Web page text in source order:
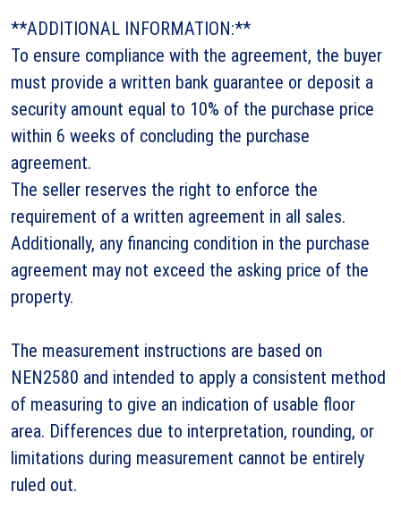
**ADDITIONAL INFORMATION:**
To ensure compliance with the agreement, the buyer
must provide a written bank guarantee or deposit a
security amount equal to 10% of the purchase price
within 6 weeks of concluding the purchase
agreement.
The seller reserves the right to enforce the
requirement of a written agreement in all sales.
Additionally, any financing condition in the purchase
agreement may not exceed the asking price of the
property.
The measurement instructions are based on
NEN2580 and intended to apply a consistent method
of measuring to give an indication of usable floor
area. Differences due to interpretation, rounding, or
limitations during measurement cannot be entirely
ruled out.